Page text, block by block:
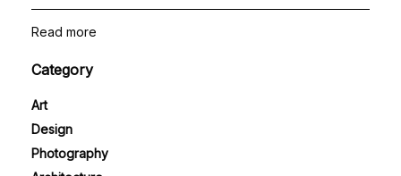
Read more
Category
Art
Design
Photography